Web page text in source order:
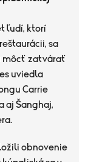
ľudí, ktorí
sa
môcť zatvárať
uviedla
Carrie
aj Šanghaj,
obnovenie